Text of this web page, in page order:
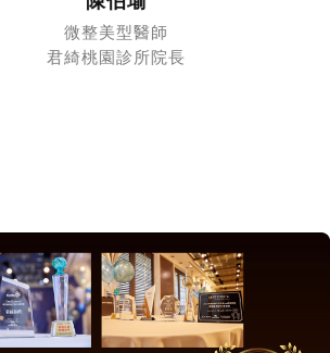
微整美型醫師
君綺桃園診所院長